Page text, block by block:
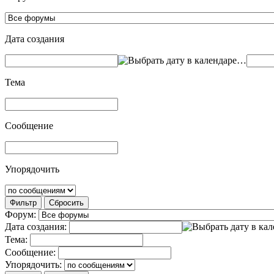
Дата создания
…
Тема
Сообщение
Упорядочить
Фильтр Сбросить
Форум:
Дата создания:
Тема:
Сообщение:
Упорядочить: